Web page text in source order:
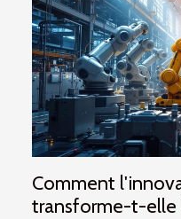
Comment
transforme-t-elle